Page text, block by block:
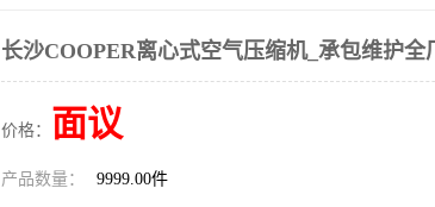
长沙COOPER离心式空气压缩机_承包维护全
价格： 面议
产品数量： 9999.00件